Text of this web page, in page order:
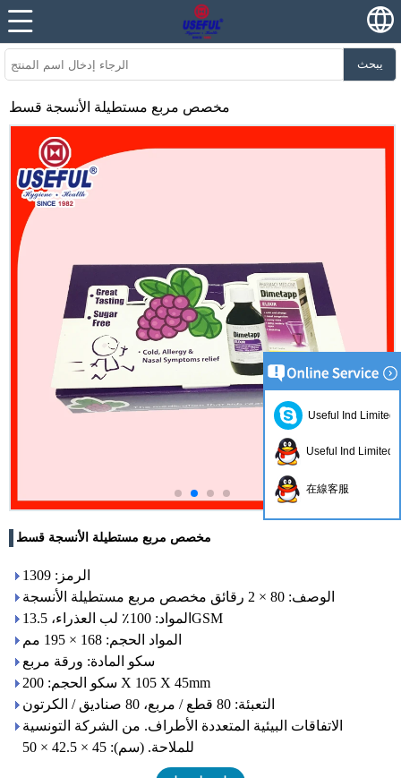
يبحث
مخصص مربع مستطيلة الأنسجة قسط
مخصص مربع مستطيلة الأنسجة قسط
الرمز: 1309
الوصف: 80 × 2 رقائق مخصص مربع مستطيلة الأنسجة
المواد: 100٪ لب العذراء، 13.5GSM
المواد الحجم: 168 × 195 مم
سكو المادة: ورقة مربع
سكو الحجم: 200 X 105 X 45mm
التعبئة: 80 قطع / مربع، 80 صناديق / الكرتون
الاتفاقات البيئية المتعددة الأطراف. من الشركة التونسية
للملاحة. (سم): 45 × 42.5 × 50
Useful Ind Limited
Useful Ind Limited
在線客服